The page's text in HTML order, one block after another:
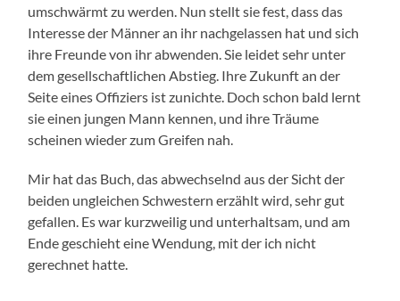
umschwärmt zu werden. Nun stellt sie fest, dass das
Interesse der Männer an ihr nachgelassen hat und sich
ihre Freunde von ihr abwenden. Sie leidet sehr unter
dem gesellschaftlichen Abstieg. Ihre Zukunft an der
Seite eines Offiziers ist zunichte. Doch schon bald lernt
sie einen jungen Mann kennen, und ihre Träume
scheinen wieder zum Greifen nah.
Mir hat das Buch, das abwechselnd aus der Sicht der
beiden ungleichen Schwestern erzählt wird, sehr gut
gefallen. Es war kurzweilig und unterhaltsam, und am
Ende geschieht eine Wendung, mit der ich nicht
gerechnet hatte.